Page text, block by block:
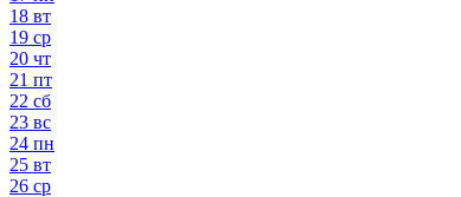
18 вт
19 ср
20 чт
21 пт
22 сб
23 вс
24 пн
25 вт
26 ср